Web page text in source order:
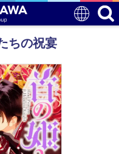
ちの祝宴